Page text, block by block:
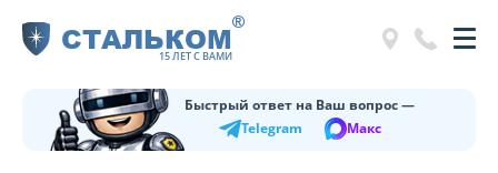
СТАЛЬКОМ
15 ЛЕТ С ВАМИ
®
Быстрый ответ на Ваш вопрос —
Telegram
Макс